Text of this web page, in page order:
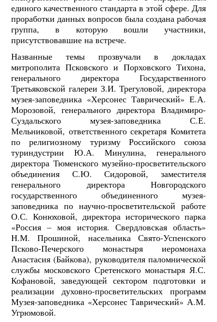
единого качественного стандарта в этой сфере. Для
проработки данных вопросов была создана рабочая
группа, в которую вошли участники,
присутствовавшие на встрече.
Названные темы прозвучали в докладах
митрополита Псковского и Порховского Тихона,
генерального директора Государственного
Третьяковской галереи З.И. Трегуловой, директора
музея-заповедника «Херсонес Таврический» Е.А.
Морозовой, генерального директора Владимиро-
Суздальского музея-заповедника С.Е.
Мельниковой, ответственного секретаря Комитета
по религиозному туризму Российского союза
туриндустрии Ю.А. Минулина, генерального
директора Тюменского музейно-просветительского
объединения С.Ю. Сидоровой, заместителя
генерального директора Новгородского
государственного объединенного музея-
заповедника по научно-просветительской работе
О.С. Конюховой, директора исторического парка
«Россия – моя история. Свердловская область»
Н.М. Прошиной, насельника Свято-Успенского
Псково-Печерского монастыря иеромонаха
Анастасия (Байкова), руководителя паломнической
службы московского Сретенского монастыря Я.С.
Кофановой, заведующей сектором подготовки и
реализации духовно-просветительских программ
Музея-заповедника «Херсонес Таврический» А.М.
Угрюмовой.